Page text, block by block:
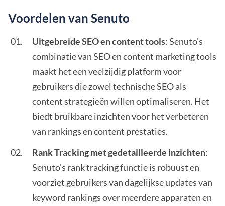
Voordelen van Senuto
Uitgebreide SEO en content tools: Senuto's
combinatie van SEO en content marketing tools
maakt het een veelzijdig platform voor
gebruikers die zowel technische SEO als
content strategieën willen optimaliseren. Het
biedt bruikbare inzichten voor het verbeteren
van rankings en content prestaties.
Rank Tracking met gedetailleerde inzichten:
Senuto's rank tracking functie is robuust en
voorziet gebruikers van dagelijkse updates van
keyword rankings over meerdere apparaten en